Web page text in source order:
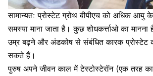
सामान्यतः प्रोस्टेट ग्रोथ बीपीएच को अधिक आयु के
समस्या माना जाता है। कुछ शोधकर्त्ताओ का मानना
उम्र बढ़ने और अंडकोष से संबंधित कारकप्रोस्टेट
सकते हैं।
पुरुष अपने जीवन काल में टेस्टोस्टेरॉन(एक तरह का